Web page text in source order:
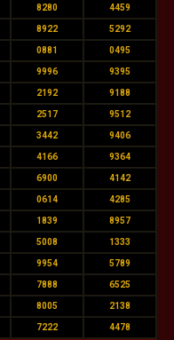
8280 4459
8922 5292
0881 0495
9996 9395
2192 9188
2517 9512
3442 9406
4166 9364
6900 4142
0614 4285
1839 8957
5008 1333
9954 5789
7888 6525
8005 2138
7222 4478